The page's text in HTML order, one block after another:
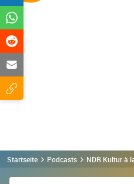
Startseite Podcasts NDR Kultur à